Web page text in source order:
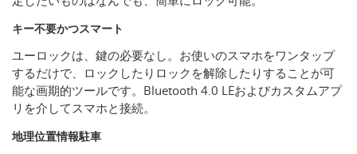
キー不要かつスマート
ユーロックは、鍵の必要なし。お使いのスマホをワンタップ
するだけで、ロックしたりロックを解除したりすることが可
能な画期的ツールです。Bluetooth 4.0 LEおよびカスタムアプ
リを介してスマホと接続。
地理位置情報駐車